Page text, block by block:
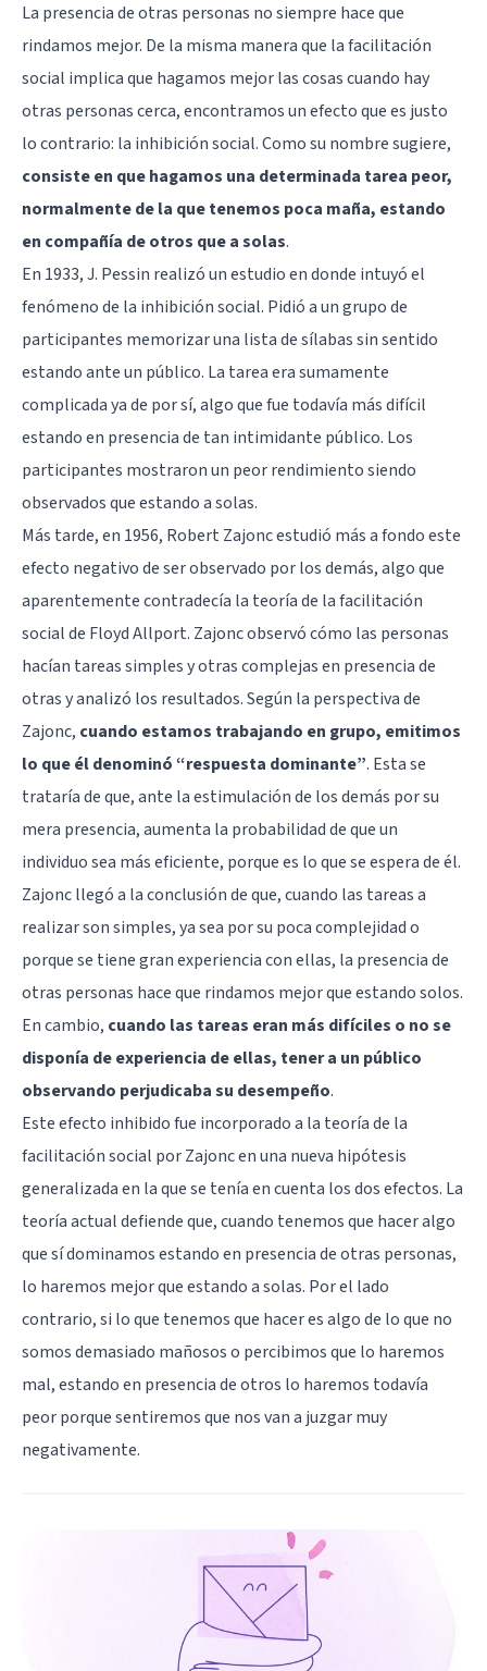
La presencia de otras personas no siempre hace que
rindamos mejor. De la misma manera que la facilitación
social implica que hagamos mejor las cosas cuando hay
otras personas cerca, encontramos un efecto que es justo
lo contrario: la inhibición social. Como su nombre sugiere,
consiste en que hagamos una determinada tarea peor,
normalmente de la que tenemos poca maña, estando
en compañía de otros que a solas.
En 1933, J. Pessin realizó un estudio en donde intuyó el
fenómeno de la inhibición social. Pidió a un grupo de
participantes memorizar una lista de sílabas sin sentido
estando ante un público. La tarea era sumamente
complicada ya de por sí, algo que fue todavía más difícil
estando en presencia de tan intimidante público. Los
participantes mostraron un peor rendimiento siendo
observados que estando a solas.
Más tarde, en 1956, Robert Zajonc estudió más a fondo este
efecto negativo de ser observado por los demás, algo que
aparentemente contradecía la teoría de la facilitación
social de Floyd Allport. Zajonc observó cómo las personas
hacían tareas simples y otras complejas en presencia de
otras y analizó los resultados. Según la perspectiva de
Zajonc, cuando estamos trabajando en grupo, emitimos
lo que él denominó “respuesta dominante”. Esta se
trataría de que, ante la estimulación de los demás por su
mera presencia, aumenta la probabilidad de que un
individuo sea más eficiente, porque es lo que se espera de él.
Zajonc llegó a la conclusión de que, cuando las tareas a
realizar son simples, ya sea por su poca complejidad o
porque se tiene gran experiencia con ellas, la presencia de
otras personas hace que rindamos mejor que estando solos.
En cambio, cuando las tareas eran más difíciles o no se
disponía de experiencia de ellas, tener a un público
observando perjudicaba su desempeño.
Este efecto inhibido fue incorporado a la teoría de la
facilitación social por Zajonc en una nueva hipótesis
generalizada en la que se tenía en cuenta los dos efectos. La
teoría actual defiende que, cuando tenemos que hacer algo
que sí dominamos estando en presencia de otras personas,
lo haremos mejor que estando a solas. Por el lado
contrario, si lo que tenemos que hacer es algo de lo que no
somos demasiado mañosos o percibimos que lo haremos
mal, estando en presencia de otros lo haremos todavía
peor porque sentiremos que nos van a juzgar muy
negativamente.